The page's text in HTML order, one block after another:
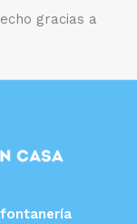
gracias a